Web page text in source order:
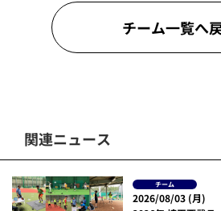
チーム一覧へ
関連ニュース
チーム
2026/08/03 (月)